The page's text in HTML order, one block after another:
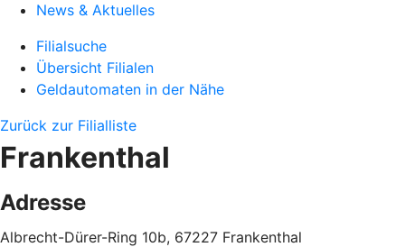
News & Aktuelles
Filialsuche
Übersicht Filialen
Geldautomaten in der Nähe
Zurück zur Filialliste
Frankenthal
Adresse
Albrecht-Dürer-Ring 10b, 67227 Frankenthal